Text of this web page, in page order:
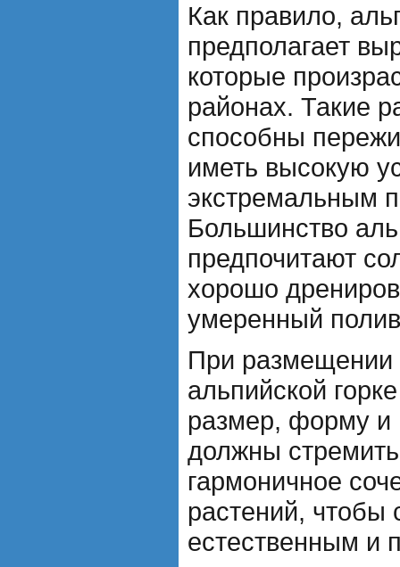
Как правило,
предполагает
которые
районах. Такие
способны
иметь высокую
экстремальным
Большинство
предпочитают
хорошо
умеренный
При размещении
альпийской
размер, форму и
должны
гармоничное
растений, чтобы
естественным и